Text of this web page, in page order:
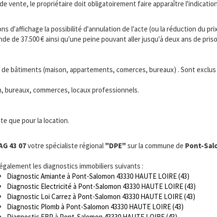
vente, le propriétaire doit obligatoirement faire apparaître
d'affichage la possibilité d'annulation de l'acte (ou la réduction du
de 37.500 € ainsi qu'une peine pouvant aller jusqu'à deux ans de
bâtiments (maison, appartements, comerces, bureaux) . Sont
bureaux, commerces, locaux professionnels.
que pour la location.
43 07votre spécialiste régional "DPE" sur la commune de Pont-
les diagnostics immobiliers suivants :
Diagnostic Amiante à Pont-Salomon 43330 HAUTE LOIRE (43)
Diagnostic Electricité à Pont-Salomon 43330 HAUTE LOIRE (43)
Diagnostic Loi Carrez à Pont-Salomon 43330 HAUTE LOIRE (43)
Diagnostic Plomb à Pont-Salomon 43330 HAUTE LOIRE (43)